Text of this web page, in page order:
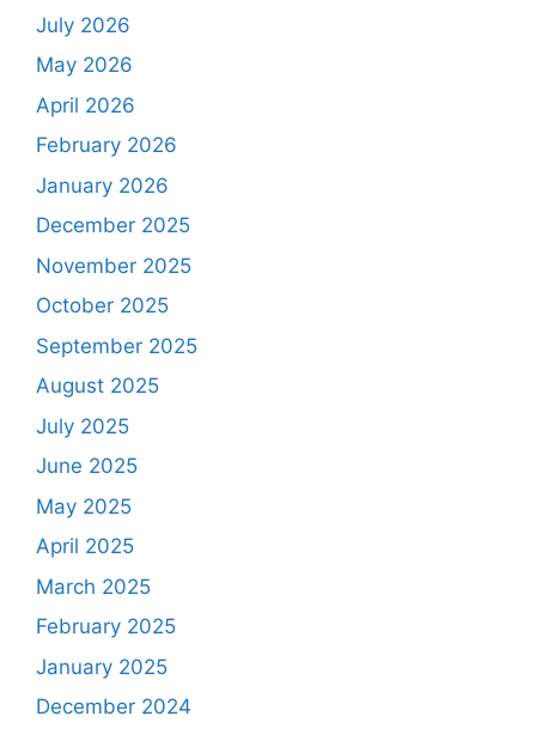
July 2026
May 2026
April 2026
February 2026
January 2026
December 2025
November 2025
October 2025
September 2025
August 2025
July 2025
June 2025
May 2025
April 2025
March 2025
February 2025
January 2025
December 2024